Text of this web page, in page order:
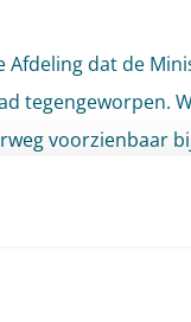
Afdeling dat de
tegengeworpen.
voorzienbaar
eerste